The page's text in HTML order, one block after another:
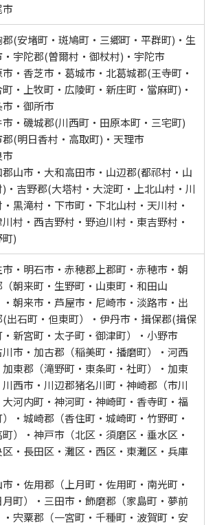
市
郡(安堵町・斑鳩町・三郷町・平群町)・生
・宇陀郡(曽爾村・御杖村)・宇陀市
・香芝市・葛城市・北葛城郡(王寺町・
・上牧町・広陵町・新庄町・當麻町)・
市・御所市
市・磯城郡(川西町・田原本町・三宅町)
郡(明日香村・高取町)・天理市
市
郡山市・大和高田市・山辺郡(都祁村・山
・吉野郡(大塔村・大淀町・上北山村・川
・黒滝村・下市町・下北山村・天川村・
村・西吉野村・野迫川村・東吉野村・
町)
・明石市・赤穂郡上郡町・赤穂市・朝
朝来町・生野町・山東町・和田山
朝来市・芦屋市・尼崎市・淡路市・出
(出石町・但東町）・伊丹市・揖保郡(揖保
・新宮町・太子町・御津町）・小野市
市・加古郡（稲美町・播磨町）・河西
東郡（滝野町・東条町・社町）・加東
西市・川辺郡猪名川町・神崎郡（市川
河内町・神河町・神崎町・香寺町・福
）・城崎郡（香住町・城崎町・竹野町・
町）・神戸市（北区・須磨区・垂水区・
区・長田区・灘区・西区・東灘区・兵庫
・佐用郡（上月町・佐用町・南光町・
月町）・三田市・飾磨郡（家島町・夢前
・宍粟郡（一宮町・千種町・波賀町・安